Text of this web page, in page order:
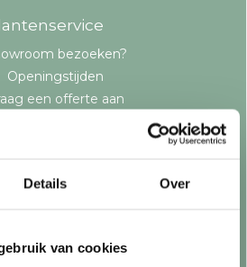
Details Over
van cookies
bezoeken?
Openingstijden
een offerte aan
vóór verwerking
& klachten